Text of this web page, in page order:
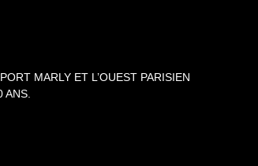
MARLY ET L’OUEST PARISIEN
ANS.